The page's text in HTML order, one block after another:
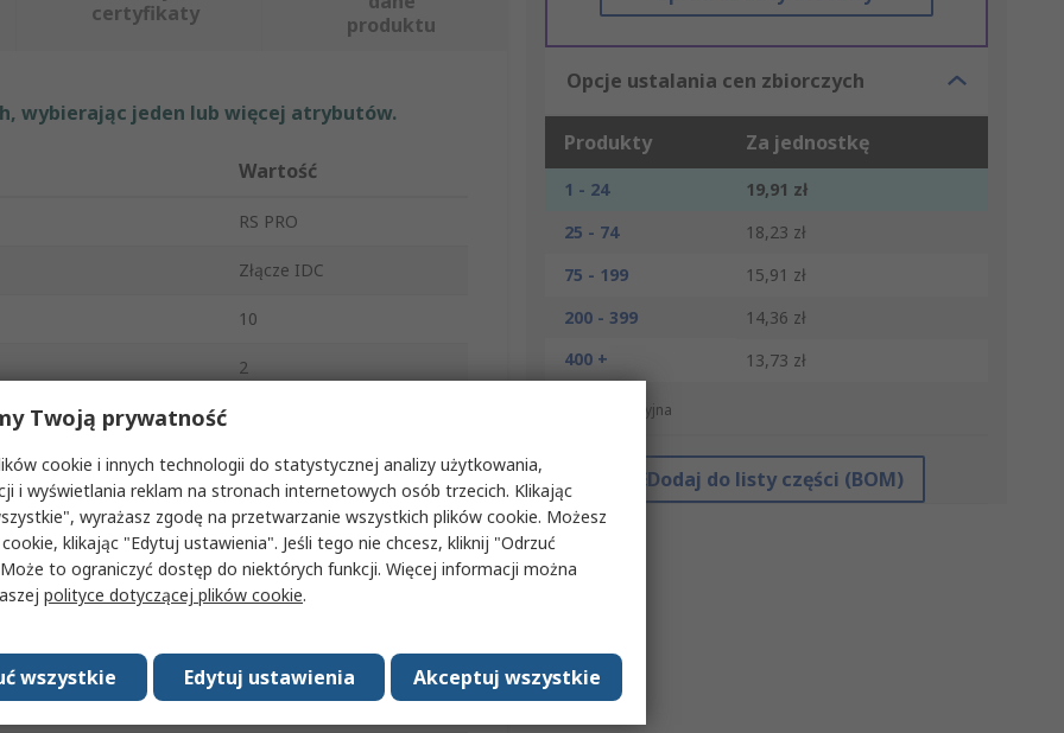
Opcje ustalania cen zbiorczych
Produkty Za jednostkę
1 - 24
19,91 zł
25 - 74
18,23 zł
75 - 199
15,91 zł
200 - 399
14,36 zł
400 +
13,73 zł
*cena orientacyjna
Dodaj do listy części (BOM)
certyfikaty
produktu
wybierając jeden lub więcej atrybutów.
Wartość
RS PRO
Złącze IDC
10
2
2.54mm
Męski
osłony W osłonie
Otwór przelotowy
500V
Prosty
Twoją prywatność
cookie i innych technologii do statystycznej analizy użytkowania,
i wyświetlania reklam na stronach internetowych osób trzecich. Klikając
wyrażasz zgodę na przetwarzanie wszystkich plików cookie. Możesz
klikając "Edytuj ustawienia". Jeśli tego nie chcesz, kliknij "Odrzuć
to ograniczyć dostęp do niektórych funkcji. Więcej informacji można
polityce dotyczącej plików cookie.
Akceptuj wszystkie
Edytuj ustawienia
wszystkie